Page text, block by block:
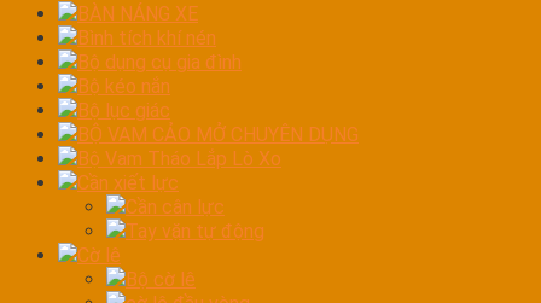
BÀN NÁNG XE
Bình tích khí nén
Bộ dụng cụ gia đình
Bộ kéo nắn
Bộ lục giác
BỘ VAM CẢO MỞ CHUYÊN DỤNG
Bộ Vam Tháo Lắp Lò Xo
Cần xiết lực
Cần cân lực
Tay vặn tự động
Cờ lê
Bộ cờ lê